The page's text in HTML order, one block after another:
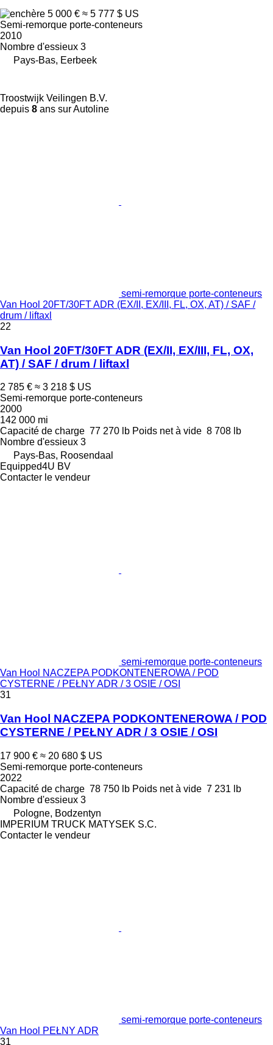
5 000 € ≈ 5 777 $ US
Semi-remorque porte-conteneurs
2010
Nombre d'essieux 3
Pays-Bas, Eerbeek
Troostwijk Veilingen B.V.
depuis 8 ans sur Autoline
semi-remorque porte-conteneurs
Van Hool 20FT/30FT ADR (EX/II, EX/III, FL, OX, AT) / SAF /
drum / liftaxl
22
Van Hool 20FT/30FT ADR (EX/II, EX/III, FL, OX,
AT) / SAF / drum / liftaxl
2 785 € ≈ 3 218 $ US
Semi-remorque porte-conteneurs
2000
142 000 mi
Capacité de charge 77 270 lb Poids net à vide 8 708 lb
Nombre d'essieux 3
Pays-Bas, Roosendaal
Equipped4U BV
Contacter le vendeur
semi-remorque porte-conteneurs
Van Hool NACZEPA PODKONTENEROWA / POD
CYSTERNE / PEŁNY ADR / 3 OSIE / OSI
31
Van Hool NACZEPA PODKONTENEROWA / POD
CYSTERNE / PEŁNY ADR / 3 OSIE / OSI
17 900 € ≈ 20 680 $ US
Semi-remorque porte-conteneurs
2022
Capacité de charge 78 750 lb Poids net à vide 7 231 lb
Nombre d'essieux 3
Pologne, Bodzentyn
IMPERIUM TRUCK MATYSEK S.C.
Contacter le vendeur
semi-remorque porte-conteneurs
Van Hool PEŁNY ADR
31